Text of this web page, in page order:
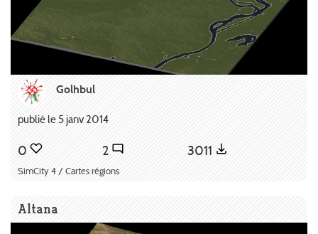
Golhbul
publié le 5 janv 2014
0 2 3011
SimCity 4 / Cartes régions
Altana